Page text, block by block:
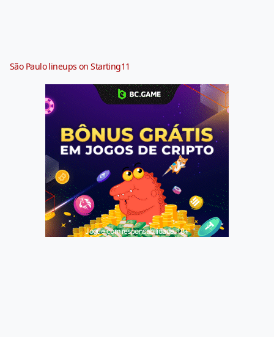
São Paulo lineups on Starting11
Jogue com responsabilidade. 18+